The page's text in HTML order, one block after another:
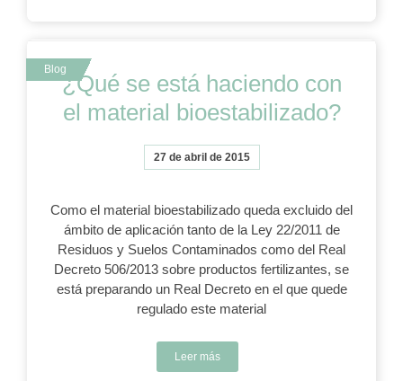
¿Qué se está haciendo con
el material bioestabilizado?
27 de abril de 2015
Como el material bioestabilizado queda excluido del
ámbito de aplicación tanto de la Ley 22/2011 de
Residuos y Suelos Contaminados como del Real
Decreto 506/2013 sobre productos fertilizantes, se
está preparando un Real Decreto en el que quede
regulado este material
Leer más